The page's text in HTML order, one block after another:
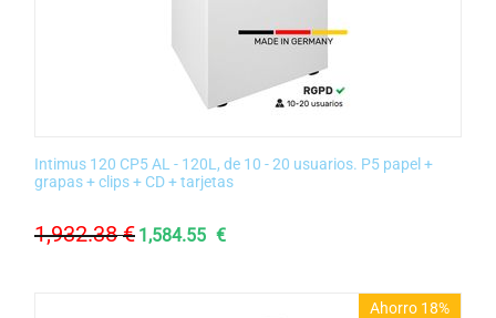
Intimus 120 CP5 AL - 120L, de 10 - 20 usuarios. P5 papel +
grapas + clips + CD + tarjetas
1,932.38 € 1,584.55 €
Ahorro 18%